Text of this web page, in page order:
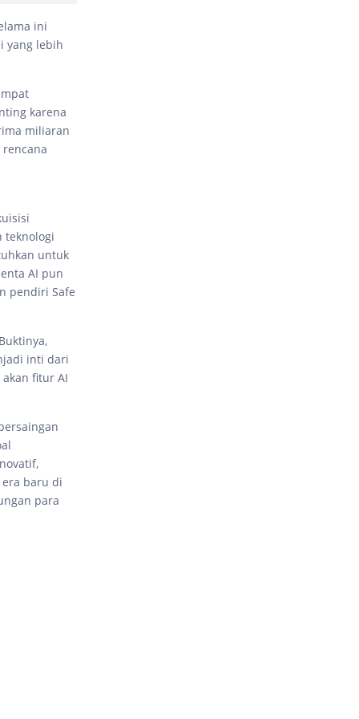
ini
yang lebih
karena
miliaran
teknologi
untuk
AI pun
pendiri Safe
inti dari
fitur AI
baru di
para